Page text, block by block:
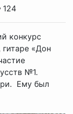
124
конкурс
«Дон
№1.
Ему был